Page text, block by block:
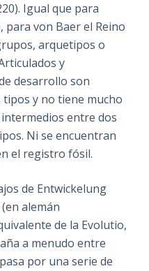
Igual que para
para von Baer el Reino
arquetipos o
y
desarrollo son
y no tiene mucho
entre dos
Ni se encuentran
el registro fósil.
de Entwickelung
alemán
de la Evolutio,
a menudo entre
por una serie de